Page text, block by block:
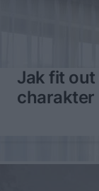
Jak fit
charakter